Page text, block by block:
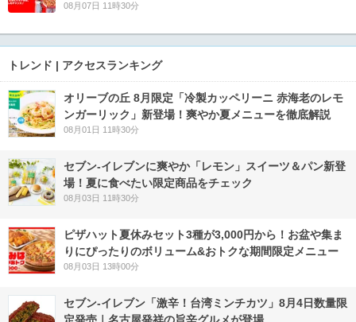
08月07日 11時30分
トレンド | アクセスランキング
オリーブの丘 8月限定「冷製カッペリーニ 赤海老のレモ
ンガーリック」新登場！爽やか夏メニューを徹底解説
08月01日 11時30分
セブン‐イレブンに爽やか「レモン」スイーツ＆パン新登
場！夏に食べたい限定商品をチェック
08月03日 11時30分
ピザハット夏休みセット3種が3,000円から！お盆や集ま
りにぴったりのボリューム&おトクな期間限定メニュー
08月03日 13時00分
セブン-イレブン「激辛！台湾ミンチカツ」8月4日数量限